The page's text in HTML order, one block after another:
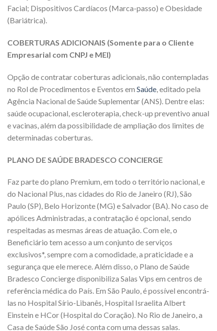
Facial; Dispositivos Cardíacos (Marca-passo) e Obesidade
(Bariátrica).
COBERTURAS ADICIONAIS (Somente para o Cliente
Empresarial com CNPJ e MEI)
Opção de contratar coberturas adicionais, não contempladas
no Rol de Procedimentos e Eventos em Saúde , editado pela
Agência Nacional de Saúde Suplementar (ANS). Dentre elas:
saúde ocupacional, escleroterapia, check-up preventivo anual
e vacinas, além da possibilidade de ampliação dos limites de
determinadas coberturas.
PLANO DE SAÚDE BRADESCO CONCIERGE
Faz parte do plano Premium, em todo o território nacional, e
do Nacional Plus, nas cidades do Rio de Janeiro (RJ), São
Paulo (SP), Belo Horizonte (MG) e Salvador (BA). No caso de
apólices Administradas, a contratação é opcional, sendo
respeitadas as mesmas áreas de atuação. Com ele, o
Beneficiário tem acesso a um conjunto de serviços
exclusivos*, sempre com a comodidade, a praticidade e a
segurança que ele merece. Além disso, o Plano de Saúde
Bradesco Concierge disponibiliza Salas Vips em centros de
referência médica do País. Em São Paulo, é possível encontrá-
las no Hospital Sírio-Libanês, Hospital Israelita Albert
Einstein e HCor (Hospital do Coração). No Rio de Janeiro, a
Casa de Saúde São José conta com uma dessas salas.